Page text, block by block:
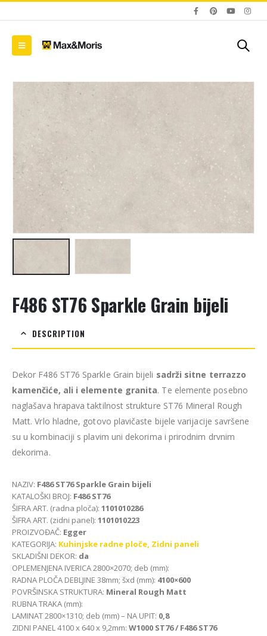
F486 ST76 Sparkle Grain bijeli
DESCRIPTION
Dekor F486 ST76 Sparkle Grain bijeli sadrži sitne terrazzo
kamenčiće, ali i elemente granita. Te elemente posebno
naglašava hrapava taktilnost strukture ST76 Mineral Rough
Matt. Vrlo hladne, gotovo plavičaste bijele varijacije savršene
su u kombinaciji s plavim uni dekorima i prirodnim drvnim
dekorima.
NAZIV: F486 ST76 Sparkle Grain bijeli
KATALOŠKI BROJ: F486 ST76
ŠIFRA ART. (radna ploča): 1101010286
ŠIFRA ART. (zidni panel): 1101010223
PROIZVOĐAČ: Egger
KATEGORIJA: Kuhinjske radne ploče, Zidni paneli
SKLADIŠNI DEKOR: da
OPLEMENJENA IVERICA 2800×2070; deb (mm):
RADNA PLOČA DEBLJINE 38mm; šxd (mm): 4100×600
POVRŠINSKA STRUKTURA: Mineral Rough Matt
RUBNA TRAKA (mm):
LAMINAT 2800×1310; deb (mm) – NA UPIT: 0,8
ZIDNI PANEL 4100 x 640 x 9,2mm: W1000 ST76 / F486 ST76